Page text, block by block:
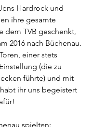
Hardrock und
ihre gesamte
dem TVB geschenkt,
2016 nach Büchenau.
einer stets
(die zu
führte) und mit
ihr uns begeistert
spielten: